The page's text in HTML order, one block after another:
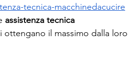
tecnica-macchinedacucire
assistenza tecnica
il massimo dalla loro